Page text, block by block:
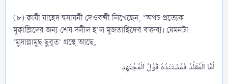
(৮) ক্বাযী যাহেদ হুসায়নী দেওবন্দী লিখেছেন, ‘অথচ প্রত্যেক
মুক্বাল্লিদের জন্য শেষ দলীল হ’ল মুজতাহিদের বক্তব্য। যেমনটা
‘মুসাল্লামুছ ছুবূত’ গ্রন্থে আছে,